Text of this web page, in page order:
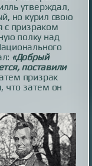
утверждал,
но курил свою
с призраком
полку над
«Добрый
поставили
призрак
что затем он